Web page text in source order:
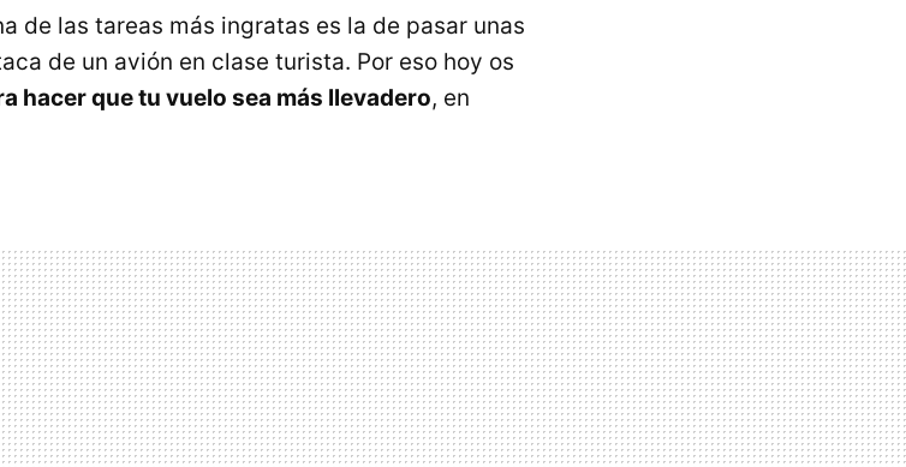
de las tareas más ingratas es la de pasar unas
de un avión en clase turista. Por eso hoy os
hacer que tu vuelo sea más llevadero, en